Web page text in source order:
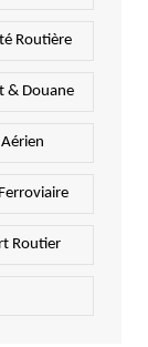
Routière
& Douane
Routier